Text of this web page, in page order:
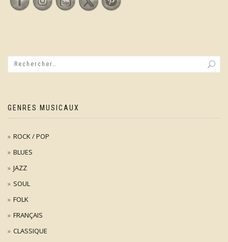
GENRES MUSICAUX
ROCK / POP
BLUES
JAZZ
SOUL
FOLK
FRANÇAIS
CLASSIQUE